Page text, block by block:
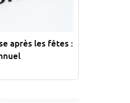
après les fêtes :